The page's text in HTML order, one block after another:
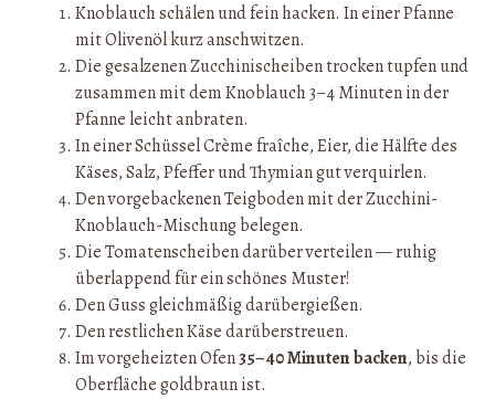
Knoblauch schälen und fein hacken. In einer Pfanne
mit Olivenöl kurz anschwitzen.
Die gesalzenen Zucchinischeiben trocken tupfen und
zusammen mit dem Knoblauch 3–4 Minuten in der
Pfanne leicht anbraten.
In einer Schüssel Crème fraîche, Eier, die Hälfte des
Käses, Salz, Pfeffer und Thymian gut verquirlen.
Den vorgebackenen Teigboden mit der Zucchini-
Knoblauch-Mischung belegen.
Die Tomatenscheiben darüber verteilen — ruhig
überlappend für ein schönes Muster!
Den Guss gleichmäßig darübergießen.
Den restlichen Käse darüberstreuen.
Im vorgeheizten Ofen35–40 Minuten backen, bis die
Oberfläche goldbraun ist.